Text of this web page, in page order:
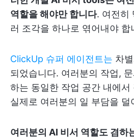
역할을 해야만 합니다. 여전히
러 조각을 하나로 엮어내야 합
ClickUp 슈퍼 에이전트는 차
되었습니다. 여러분의 작업,
하는 동일한 작업 공간 내에서
실제로 여러분의 일 부담을
여러분의 AI 비서 역할도 겸하